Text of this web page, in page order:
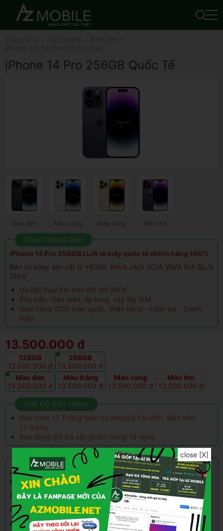
iPhone 14 Pro 256GB Quốc Tế
Màu đen Màu trắng Màu vàng Màu tím
TÌNH TRẠNG MÁY
iPhone 14 Pro 256GB LL/A là máy quốc tế chính hãng 100%
Bản có khay sim vật lý +800k. KH/A JA/A VC/A VN/A X/A QL/A
TH/A
Ưu đãi thay Pin trọn đời chỉ 300K
Phụ kiện: Dán màn, ốp lưng, cây lấy SIM
Giao hàng COD toàn quốc, nhận hàng - kiểm tra - thanh
toán
13.500.000 đ
128GB
12.500.000 đ
256GB
13.500.000 đ
Màu đen
13.500.000 đ
Màu trắng
13.500.000 đ
Màu vàng
13.500.000 đ
Màu tím
13.500.000 đ
CHẾ ĐỘ BẢO HÀNH
Bảo hành 12 Tháng toàn bộ máy(cả FaceID). Màn hình
12 tháng
Bao dùng đổi trả sản phẩm trong 15 ngày
CHƯƠNG TRÌNH KHUYẾN MÃI
🎁 Giảm thêm 5%tối đa 500.000đkhi thanh toán qua
Kredivo, Home Paylate
🎁 Giảm 100k - 500k khi mua hàng vàongày sinh nhật
🎁 Trả góp 0%qua thẻ tín dụng(hỗ trợ đến 24 ngân hàng)
🎁 Tặng quà tích điểm1% đổi với khách hàng thân quen
close [X]